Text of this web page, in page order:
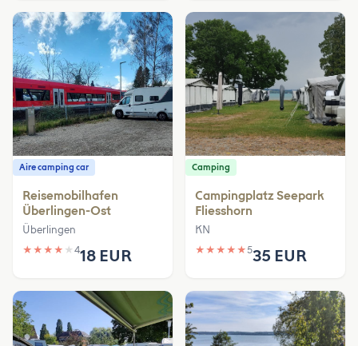
Aire camping car
Reisemobilhafen
Überlingen-Ost
Überlingen
★ ★ ★ ★ ★ 418 EUR
Camping
Campingplatz Seepark
Fliesshorn
KN
★ ★ ★ ★ ★535 EUR